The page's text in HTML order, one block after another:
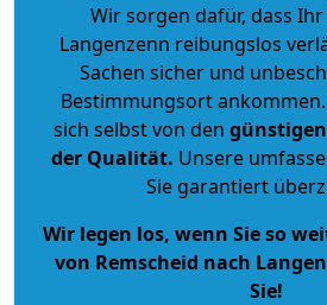
Wir sorgen dafür, dass
Langenzenn reibungslos
Sachen sicher und
Bestimmungsort
sich selbst von den
der Qualität. Unsere
Sie garantiert
Wir legen los, wenn Sie so
von Remscheid nach
Sie!